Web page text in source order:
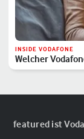
INSIDE VODAFONE
Welcher
featured ist